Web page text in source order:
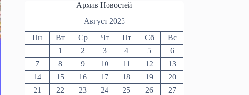
Архив Новостей
Август 2023
Пн Вт Ср Чт Пт Сб
Вс
1
2 3 4 5
6
7
8 9 10 11 12
13
14
15 16 17 18 19
20
21
22 23 24 25 26
27